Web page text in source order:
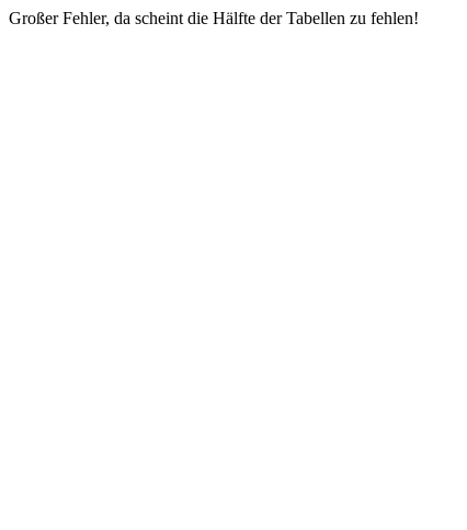
Großer Fehler, da scheint die Hälfte der Tabellen zu fehlen!